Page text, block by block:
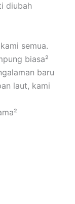
diubah
semua.
biasa²
baru
laut, kami